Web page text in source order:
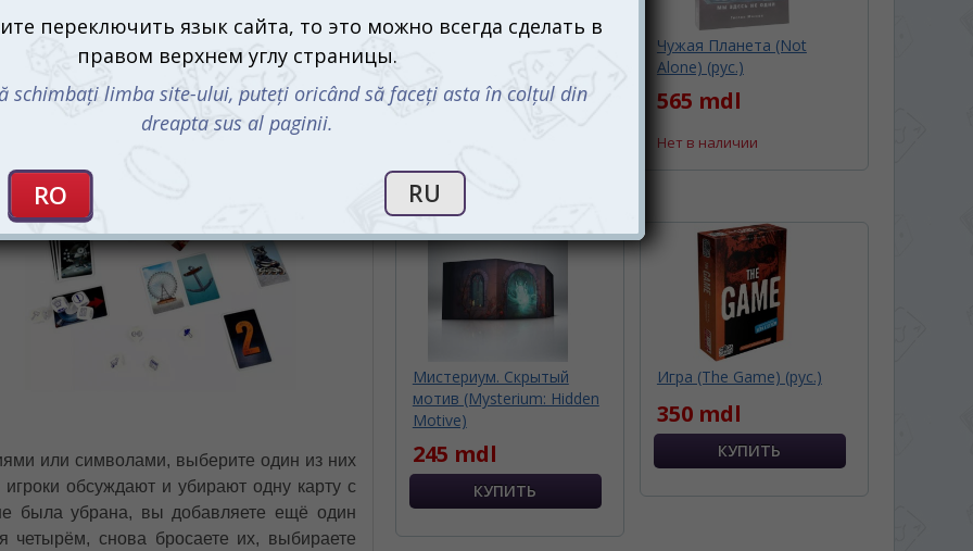
их и строить цепочки логических
разнообразные головоломки, каждая из
мышления. Вас ждёт множество
и требует новых стратегий.
или символами, выберите один из них
обсуждают и убирают одну карту с
была убрана, вы добавляете ещё один
четырём, снова бросаете их, выбираете
Нераскрытые дела
(рус.)
Чужая Планета (Not
Alone) (рус.)
565 mdl
Нет в наличии
Мистериум. Скрытый
мотив (Mysterium: Hidden
Motive)
245 mdl
Игра (The Game) (рус.)
350 mdl